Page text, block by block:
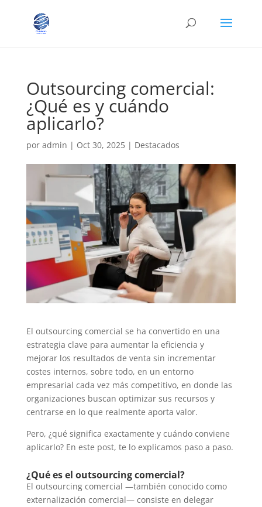
Outsourcing comercial:
¿Qué es y cuándo
aplicarlo?
por admin | Oct 30, 2025| Destacados
El outsourcing comercial se ha convertido en una
estrategia clave para aumentar la eficiencia y
mejorar los resultados de venta sin incrementar
costes internos, sobre todo, en un entorno
empresarial cada vez más competitivo, en donde las
organizaciones buscan optimizar sus recursos y
centrarse en lo que realmente aporta valor.
Pero, ¿qué significa exactamente y cuándo conviene
aplicarlo? En este post, te lo explicamos paso a paso.
¿Qué es el outsourcing comercial?
El outsourcing comercial —también conocido como
externalización comercial— consiste en delegar